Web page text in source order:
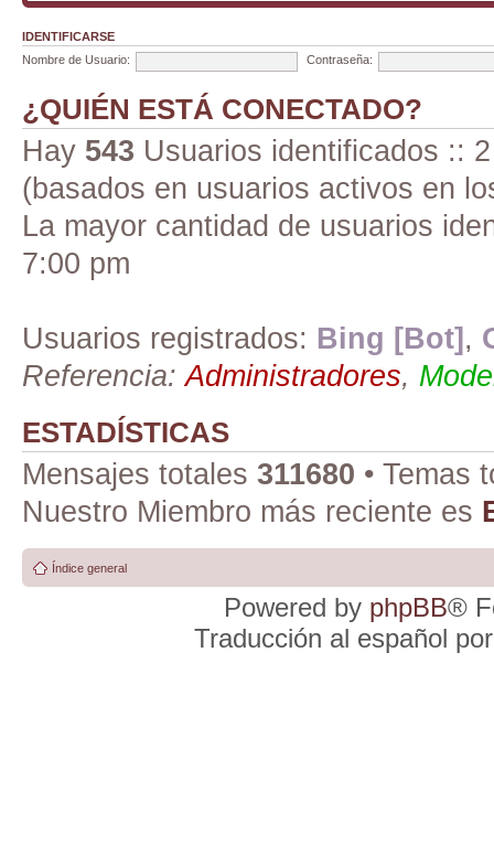
IDENTIFICARSE
Nombre de Usuario:
Contraseña:
¿QUIÉN ESTÁ CONECTADO?
Hay 543 Usuarios identificados ::
(basados en usuarios activos en
La mayor cantidad de usuarios
7:00 pm
Usuarios registrados: Bing [Bot] ,
Referencia:Administradores,
ESTADÍSTICAS
Mensajes totales 311680 • Temas
Nuestro Miembro más reciente es
Índice general
Powered by phpBB®
Traducción al español